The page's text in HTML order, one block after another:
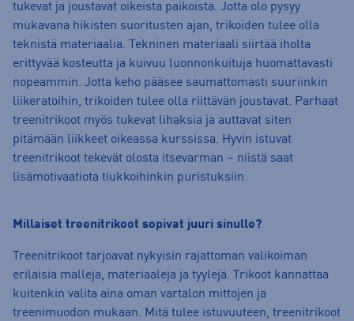
tukevat ja joustavat oikeista paikoista. Jotta olo pysyy
mukavana hikisten suoritusten ajan, trikoiden tulee olla
teknistä materiaalia. Tekninen materiaali siirtää iholta
erittyvää kosteutta ja kuivuu luonnonkuituja huomattavasti
nopeammin. Jotta keho pääsee saumattomasti suuriinkin
liikeratoihin, trikoiden tulee olla riittävän joustavat. Parhaat
treenitrikoot myös tukevat lihaksia ja auttavat siten
pitämään liikkeet oikeassa kurssissa. Hyvin istuvat
treenitrikoot tekevät olosta itsevarman – niistä saat
lisämotivaatiota tiukkoihinkin puristuksiin.
Millaiset treenitrikoot sopivat juuri sinulle?
Treenitrikoot tarjoavat nykyisin rajattoman valikoiman
erilaisia malleja, materiaaleja ja tyylejä. Trikoot kannattaa
kuitenkin valita aina oman vartalon mittojen ja
treenimuodon mukaan. Mitä tulee istuvuuteen, treenitrikoot